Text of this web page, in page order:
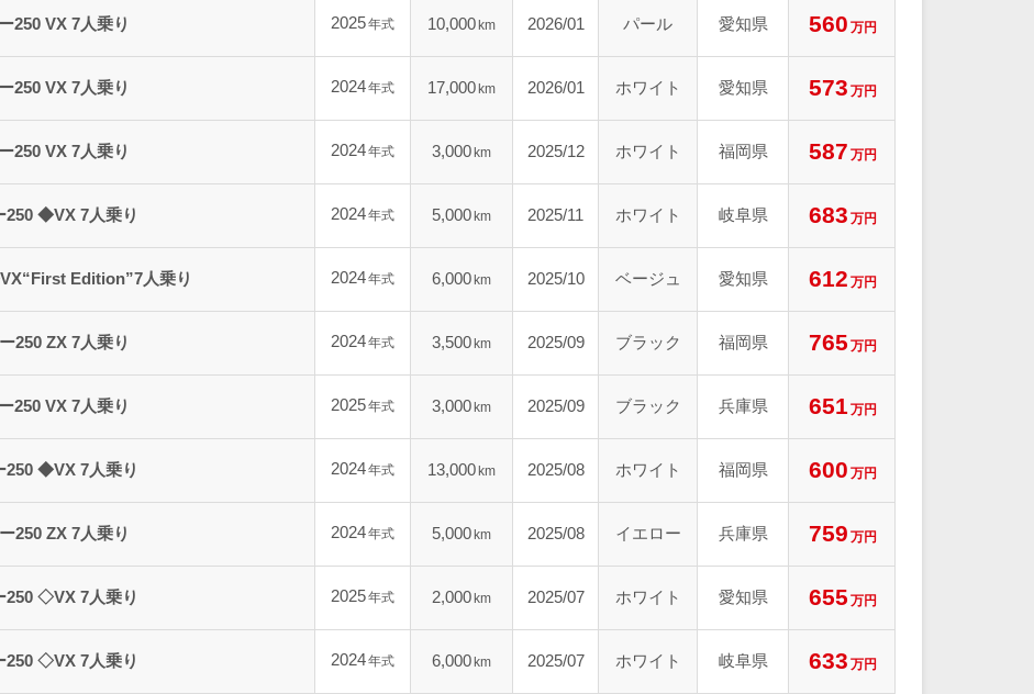
250 VX 7人乗り 2025年式 10,000 km 2026/01 パール 愛知県 560 万円
250 VX 7人乗り 2024年式 17,000 km 2026/01 ホワイト 愛知県 573 万円
250 VX 7人乗り 2024年式 3,000 km 2025/12 ホワイト 福岡県 587 万円
250 ◆VX 7人乗り 2024年式 5,000 km 2025/11 ホワイト 岐阜県 683 万円
Edition”7人乗り 2024年式 6,000 km 2025/10 ベージュ 愛知県 612 万円
250 ZX 7人乗り 2024年式 3,500 km 2025/09 ブラック 福岡県 765 万円
250 VX 7人乗り 2025年式 3,000 km 2025/09 ブラック 兵庫県 651万円
250 ◆VX 7人乗り 2024年式 13,000 km 2025/08 ホワイト 福岡県 600 万円
250 ZX 7人乗り 2024年式 5,000 km 2025/08 イエロー 兵庫県 759 万円
250 ◇VX 7人乗り 2025年式 2,000 km 2025/07 ホワイト 愛知県 655 万円
250 ◇VX 7人乗り 2024年式 6,000 km 2025/07 ホワイト 岐阜県 633 万円